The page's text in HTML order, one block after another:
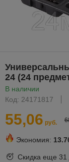
24 (24
В наличии
Код: 24171817
55,06 руб.
Экономия:
Скидка еще 31